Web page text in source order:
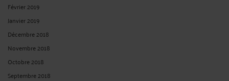
Février 2019
Janvier 2019
Décembre 2018
Novembre 2018
Octobre 2018
Septembre 2018